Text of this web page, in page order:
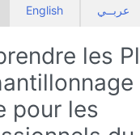
English عربــي
les
pour les